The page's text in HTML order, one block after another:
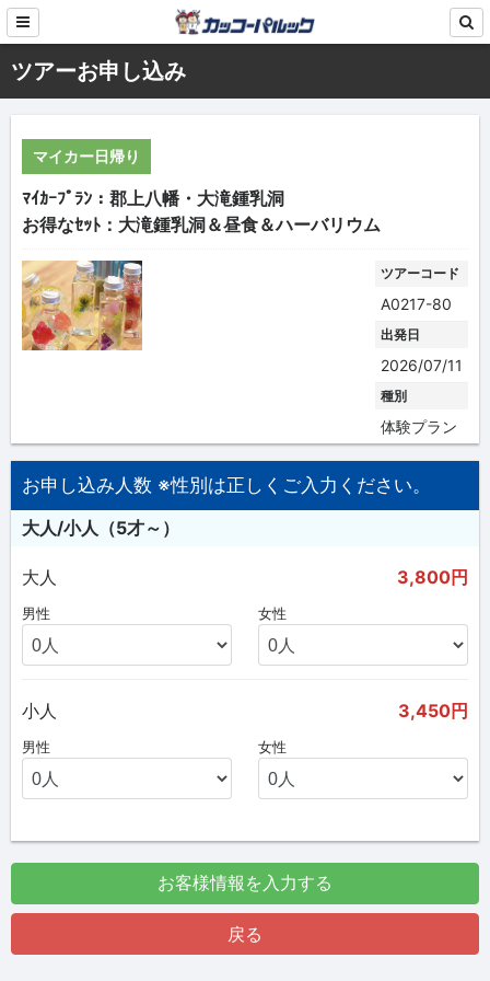
ツアーお申し込み
マイカー日帰り
ﾏｲｶｰﾌﾟﾗﾝ：郡上八幡・大滝鍾乳洞
お得なｾｯﾄ：大滝鍾乳洞＆昼食＆ハーバリウム
ツアーコード
A0217-80
出発日
2026/07/11
種別
体験プラン
お申し込み人数 ※性別は正しくご入力ください。
大人/小人（5才～）
大人 3,800円
男性 女性
小人 3,450円
男性 女性
お客様情報を入力する
戻る